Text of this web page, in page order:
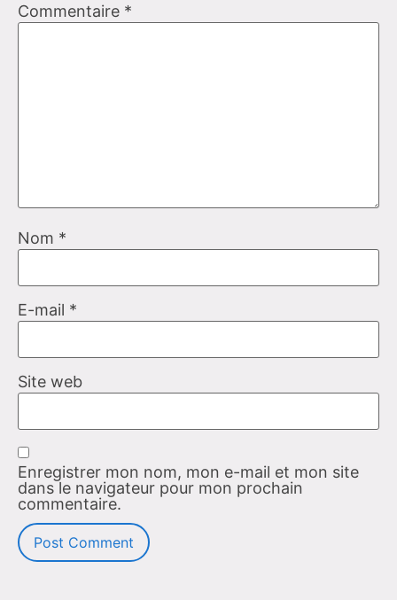
Commentaire *
Nom *
E-mail *
Site web
Enregistrer mon nom, mon e-mail et mon site
dans le navigateur pour mon prochain
commentaire.